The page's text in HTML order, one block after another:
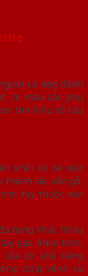
sử dụng đánh
có màu sắc phù
tìm hiểu về cấu
khối và bề mặt
thành các vân gỗ,
tùy thuộc vào
dạng khác nhau
gạt, khóa tròn,
có khả năng
cong vênh và